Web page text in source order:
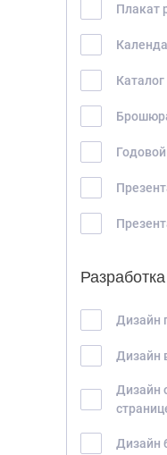
Плакат
Каталог
Дизайн
Дизайн
Дизайн
Дизайн